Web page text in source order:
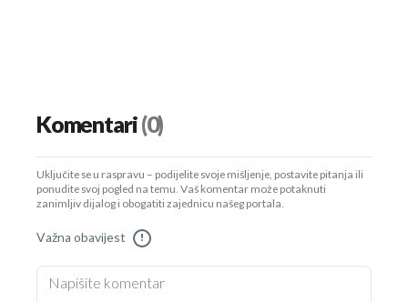
Komentari(0)
Uključite se u raspravu – podijelite svoje mišljenje, postavite pitanja ili
ponudite svoj pogled na temu. Vaš komentar može potaknuti
zanimljiv dijalog i obogatiti zajednicu našeg portala.
Važna obavijest !